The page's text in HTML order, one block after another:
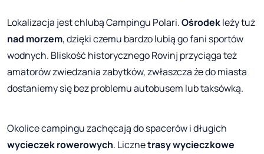
Lokalizacja jest chlubą Campingu Polari.Ośrodekleży tuż
nad morzem, dzięki czemu bardzo lubią go fani sportów
wodnych. Bliskość historycznego Rovinj przyciąga też
amatorów zwiedzania zabytków, zwłaszcza że do miasta
dostaniemy się bez problemu autobusem lub taksówką.
Okolice campingu zachęcają do spacerów i długich
wycieczek rowerowych. Licznetrasy wycieczkowe